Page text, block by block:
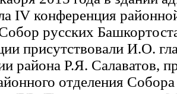
IV конференция
русских
присутствовали И.О.
района Р.Я. Салаватов,
отделения